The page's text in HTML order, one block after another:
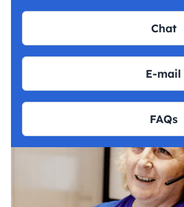
Chat
E-mail
FAQs